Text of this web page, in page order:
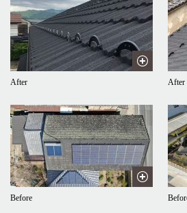
After After
Before